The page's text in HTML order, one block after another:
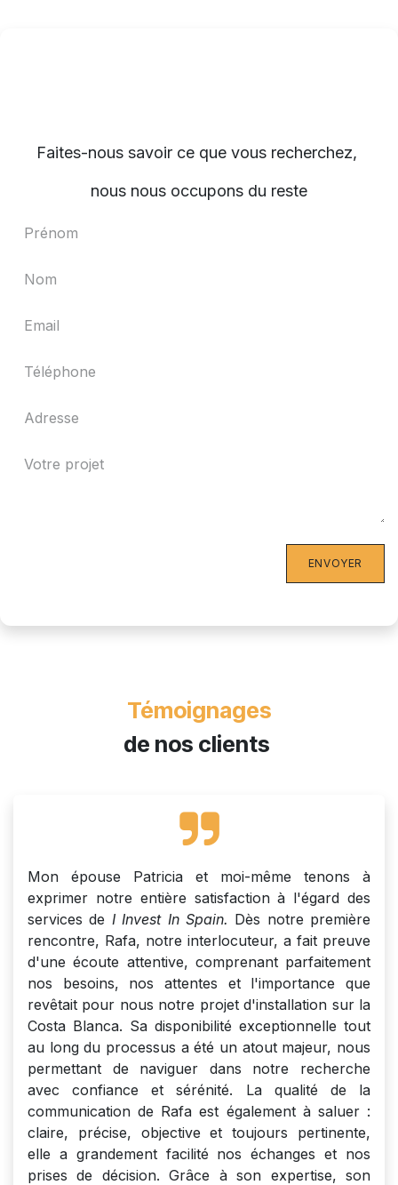
Faites-nous savoir ce que vous recherchez,
nous nous occupons du reste
ENVOYER
Témoignages
de nos clients
Mon épouse Patricia et moi-même tenons à
exprimer notre entière satisfaction à l'égard des
services de I Invest In Spain. Dès notre première
rencontre, Rafa, notre interlocuteur, a fait preuve
d'une écoute attentive, comprenant parfaitement
nos besoins, nos attentes et l'importance que
revêtait pour nous notre projet d'installation sur la
Costa Blanca. Sa disponibilité exceptionnelle tout
au long du processus a été un atout majeur, nous
permettant de naviguer dans notre recherche
avec confiance et sérénité. La qualité de la
communication de Rafa est également à saluer :
claire, précise, objective et toujours pertinente,
elle a grandement facilité nos échanges et nos
prises de décision. Grâce à son expertise, son